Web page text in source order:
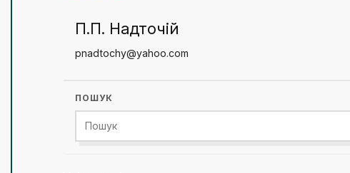
П.П. Надточій
pnadtochy@yahoo.com
ПОШУК